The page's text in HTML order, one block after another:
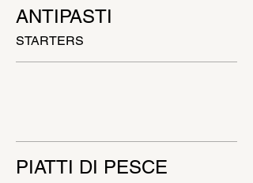
ANTIPASTI
STARTERS
PIATTI DI PESCE